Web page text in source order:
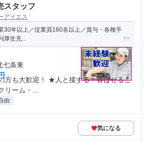
スタッフ
イエス
30年以上／従業員180名以上／賞与・各種手
厚生充...
七条東
方も大歓迎！ ★人と接する・喜ばせるこ
ーム・...
由
気になる